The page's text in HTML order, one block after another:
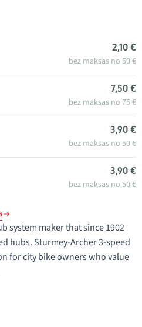
2,10 €
bez maksas no 50 €
7,50 €
bez maksas no 75 €
3,90 €
bez maksas no 50 €
3,90 €
bez maksas no 50 €
system maker that since 1902
hubs. Sturmey-Archer 3-speed
for city bike owners who value